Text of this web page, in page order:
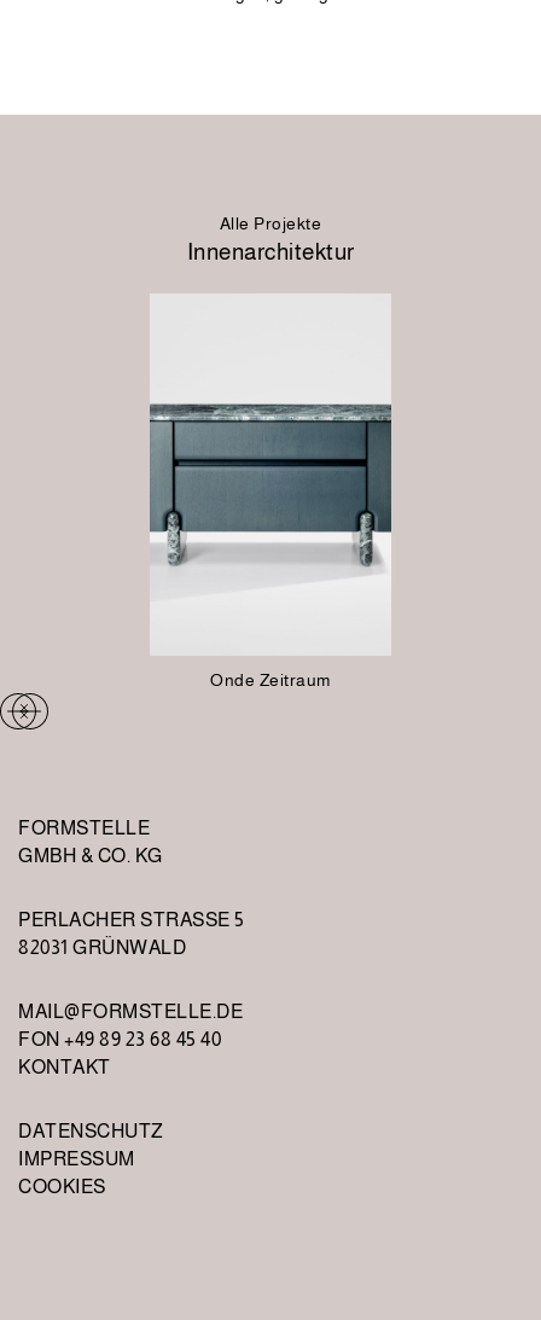
Alle Projekte
Innenarchitektur
Onde Zeitraum
FORMSTELLE
GMBH & CO. KG
PERLACHER STRASSE 5
82031 GRÜNWALD
MAIL@FORMSTELLE.DE
FON +49 89 23 68 45 40
KONTAKT
DATENSCHUTZ
IMPRESSUM
COOKIES